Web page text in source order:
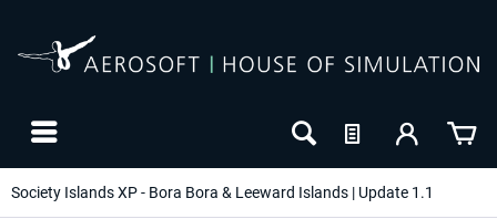
Society Islands XP - Bora Bora & Leeward Islands | Update 1.1